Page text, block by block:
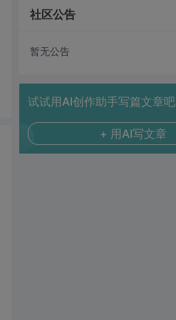
社区公告
暂无公告
试试用AI创作助手写篇文章吧
+ 用AI写文章